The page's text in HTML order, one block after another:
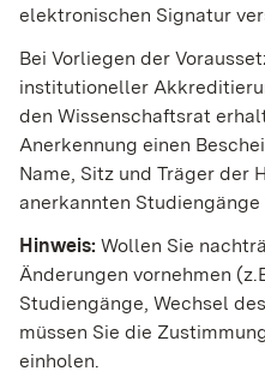
elektronischen Signatur
Bei Vorliegen der
institutioneller
den Wissenschaftsrat
Anerkennung einen
Name, Sitz und Träger der
anerkannten
Hinweis: Wollen Sie
Änderungen vornehmen
Studiengänge, Wechsel
müssen Sie die
einholen.